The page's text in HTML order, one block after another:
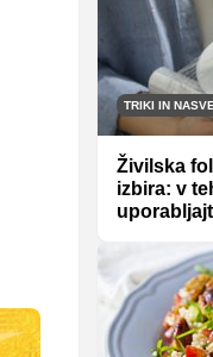
TRIKI IN
Živilska
izbira: v